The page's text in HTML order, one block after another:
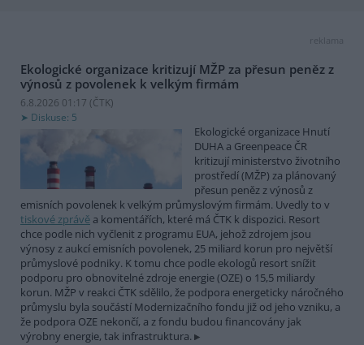
reklama
Ekologické organizace kritizují MŽP za přesun peněz z
výnosů z povolenek k velkým firmám
6.8.2026 01:17 (ČTK)
Diskuse: 5
Ekologické organizace Hnutí
DUHA a Greenpeace ČR
kritizují ministerstvo životního
prostředí (MŽP) za plánovaný
přesun peněz z výnosů z
emisních povolenek k velkým průmyslovým firmám. Uvedly to v
tiskové zprávě a komentářích, které má ČTK k dispozici. Resort
chce podle nich vyčlenit z programu EUA, jehož zdrojem jsou
výnosy z aukcí emisních povolenek, 25 miliard korun pro největší
průmyslové podniky. K tomu chce podle ekologů resort snížit
podporu pro obnovitelné zdroje energie (OZE) o 15,5 miliardy
korun. MŽP v reakci ČTK sdělilo, že podpora energeticky náročného
průmyslu byla součástí Modernizačního fondu již od jeho vzniku, a
že podpora OZE nekončí, a z fondu budou financovány jak
výrobny energie, tak infrastruktura.